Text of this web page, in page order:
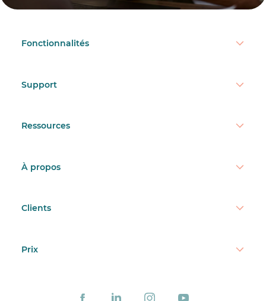
Fonctionnalités
Support
Ressources
À propos
Clients
Prix